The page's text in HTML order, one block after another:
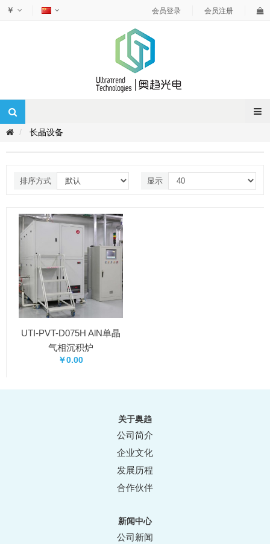
￥ 会员登录 会员注册
长晶设备
排序方式 显示
UTI-PVT-D075H AlN单晶
气相沉积炉
￥0.00
关于奥趋
公司简介
企业文化
发展历程
合作伙伴
新闻中心
公司新闻